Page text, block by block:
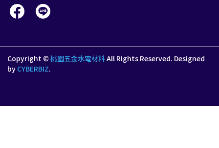
Copyright © 桃園五金水電材料 All Rights Reserved. Designed
by CYBERBIZ.